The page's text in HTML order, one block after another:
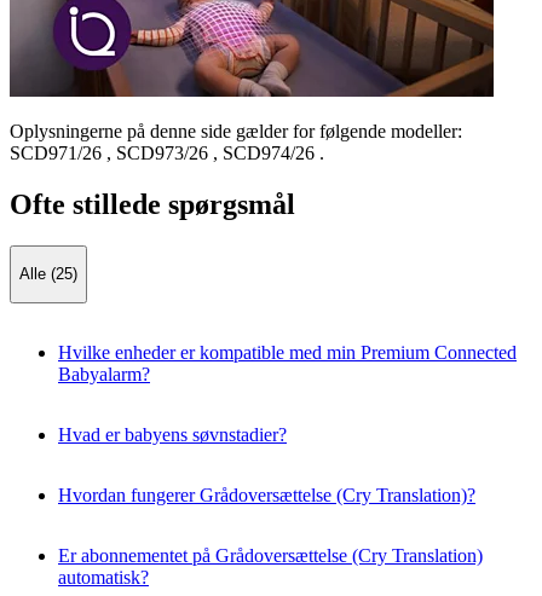
Oplysningerne på denne side gælder for følgende modeller:
SCD971/26 , SCD973/26 , SCD974/26 .
Ofte stillede spørgsmål
Alle (25)
Hvilke enheder er kompatible med min Premium Connected
Babyalarm?
Hvad er babyens søvnstadier?
Hvordan fungerer Grådoversættelse (Cry Translation)?
Er abonnementet på Grådoversættelse (Cry Translation)
automatisk?